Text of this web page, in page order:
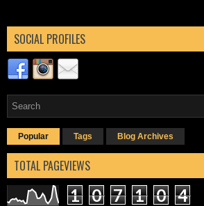
SOCIAL PROFILES
Popular Tags Blog Archives
TOTAL PAGEVIEWS
1 0 7 1 0 4